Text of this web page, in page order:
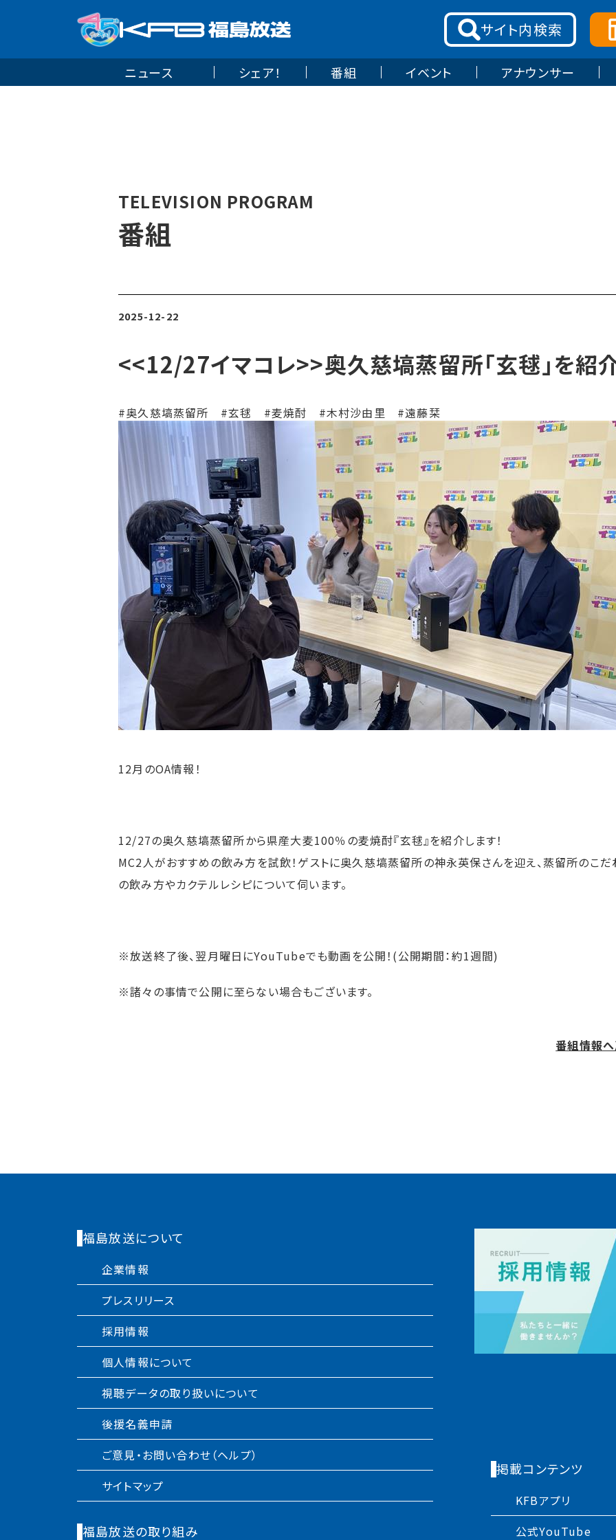
サイト内検索
ニュース シェア！ 番組 イベント アナウンサー
TELEVISION PROGRAM
番組
2025-12-22
<<12/27イマコレ>>奥久慈塙蒸留所「玄毬」を紹
#奥久慈塙蒸留所 #玄毬 #麦焼酎 #木村沙由里 #遠藤栞
12月のOA情報！
12/27の奥久慈塙蒸留所から県産大麦100％の麦焼酎『玄毬』を紹介します！
MC2人がおすすめの飲み方を試飲！ゲストに奥久慈塙蒸留所の神永英保さんを迎え、蒸留所のこ
の飲み方やカクテルレシピについて伺います。
※放送終了後、翌月曜日にYouTubeでも動画を公開！(公開期間：約1週間)
※諸々の事情で公開に至らない場合もございます。
番組情報
福島放送について
企業情報
プレスリリース
採用情報
個人情報について
視聴データの取り扱いについて
後援名義申請
ご意見・お問い合わせ（ヘルプ）
サイトマップ
福島放送の取り組み
掲載コンテンツ
KFBアプリ
公式YouTube